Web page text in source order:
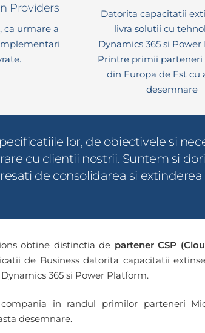
Providers
, ca urmare a
Datorita capacitatii
livra solutii cu
Dynamics 365 si
Printre primii parteneri
din Europa de Est cu
desemnare
lor, de obiectivele si
cu clientii nostrii. Suntem si
de consolidarea si extinderea
obtine distinctia de partener CSP
de Business datorita capacitatii
365 si Power Platform.
compania in randul primilor parteneri
desemnare.